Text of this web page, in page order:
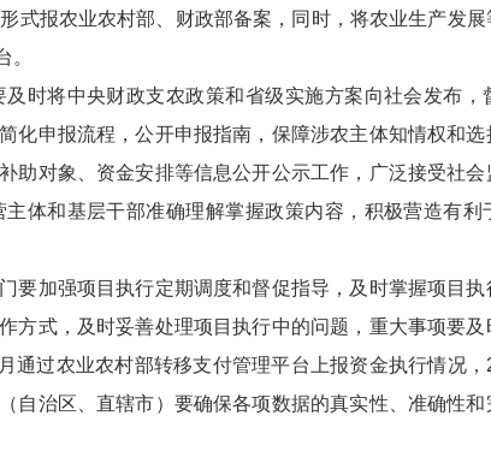
式报农业农村部、财政部备案，同时，将农业生产发
。
将中央财政支农政策和省级实施方案向社会发布，
化申报流程，公开申报指南，保障涉农主体知情权和
助对象、资金安排等信息公开公示工作，广泛接受社
体和基层干部准确理解掌握政策内容，积极营造有利
加强项目执行定期调度和督促指导，及时掌握项目执
方式，及时妥善处理项目执行中的问题，重大事项要
通过农业农村部转移支付管理平台上报资金执行情况
自治区、直辖市）要确保各项数据的真实性、准确性